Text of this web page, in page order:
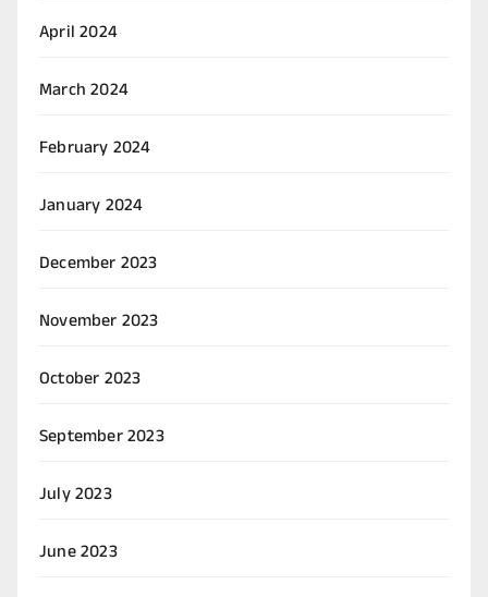
April 2024
March 2024
February 2024
January 2024
December 2023
November 2023
October 2023
September 2023
July 2023
June 2023